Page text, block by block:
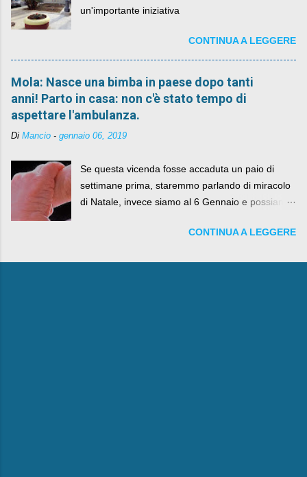
un'importante iniziativa
CONTINUA A LEGGERE
Mola: Nasce una bimba in paese dopo tanti
anni! Parto in casa: non c'è stato tempo di
aspettare l'ambulanza.
Di Mancio - gennaio 06, 2019
Se questa vicenda fosse accaduta un paio di
settimane prima, staremmo parlando di miracolo
di Natale, invece siamo al 6 Gennaio e possiamo
e la Befana, visto il lieto epilogo della vicenda.
CONTINUA A LEGGERE